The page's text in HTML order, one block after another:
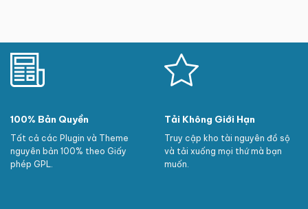
100% Bản Quyền
Tất cả các Plugin và Theme
nguyên bản 100% theo Giấy
phép GPL.
Tải Không Giới Hạn
Truy cập kho tài nguyên đồ sộ
và tải xuống mọi thứ mà bạn
muốn.